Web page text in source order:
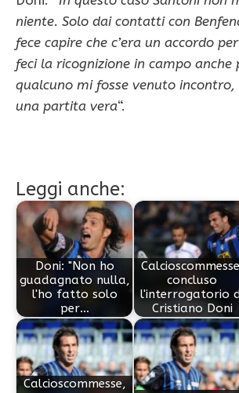
niente. Solo dai contatti con
fece capire che c’era un accordo
feci la ricognizione in campo anche
qualcuno mi fosse venuto
una partita vera“.
Leggi anche:
Doni: "Non ho
guadagnato nulla,
l'ho fatto solo
per…
concluso
l'interrogatorio
Cristiano Doni
Calcioscommesse,